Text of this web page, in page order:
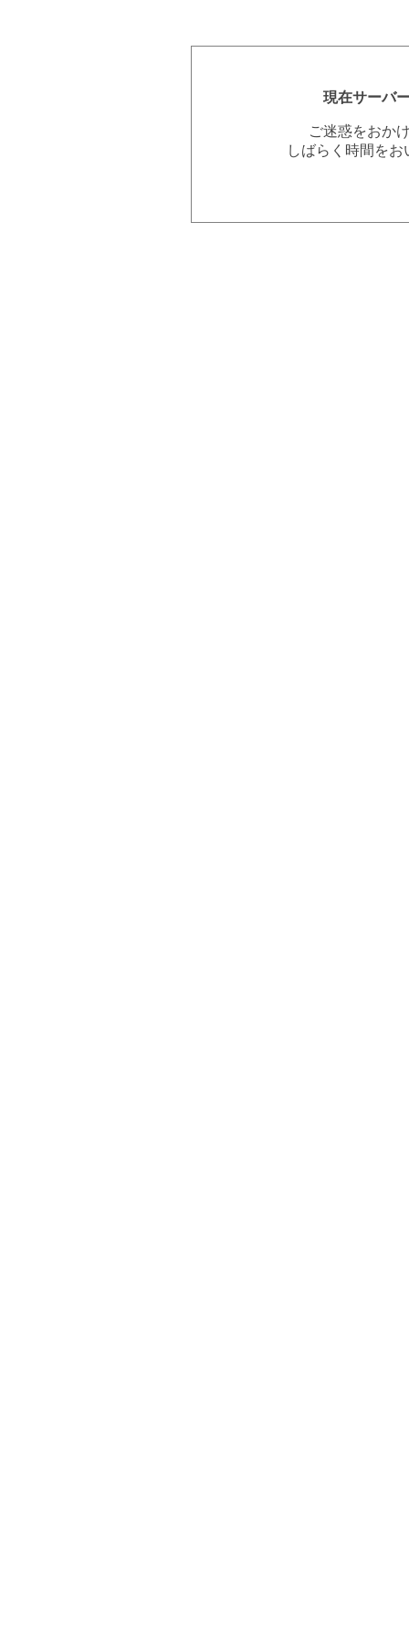
現在サーバ
ご迷惑をおか
しばらく時間を